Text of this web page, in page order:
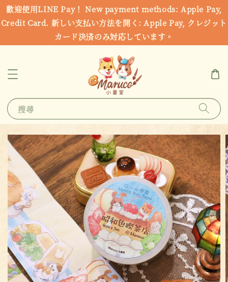
歡迎使用LINE Pay！ New payment methods: Apple Pay,
Credit Card. 新しい支払い方法を開く: Apple Pay, クレジット
カード決済のみ対応しています。
搜尋